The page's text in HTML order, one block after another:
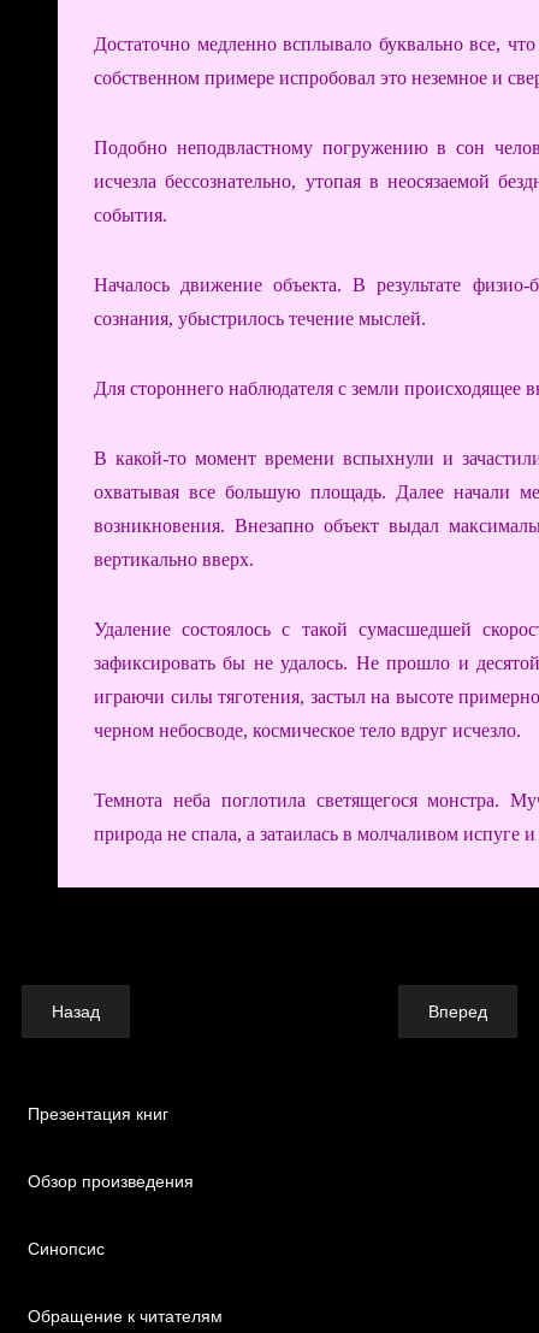
Достаточно медленно всплывало буквально все,
собственном примере испробовал это неземное и
Подобно неподвластному погружению в сон
исчезла бессознательно, утопая в неосязаемой
события.
Началось движение объекта. В результате физио-
сознания, убыстрилось течение мыслей.
Для стороннего наблюдателя с земли происходящее
В какой-то момент времени вспыхнули и
охватывая все большую площадь. Далее начали
возникновения. Внезапно объект выдал
вертикально вверх.
Удаление состоялось с такой сумасшедшей
зафиксировать бы не удалось. Не прошло и
играючи силы тяготения, застыл на высоте
черном небосводе, космическое тело вдруг исчезло.
Темнота неба поглотила светящегося монстра.
природа не спала, а затаилась в молчаливом испуге
Назад Вперед
Презентация книг
Обзор произведения
Синопсис
Обращение к читателям